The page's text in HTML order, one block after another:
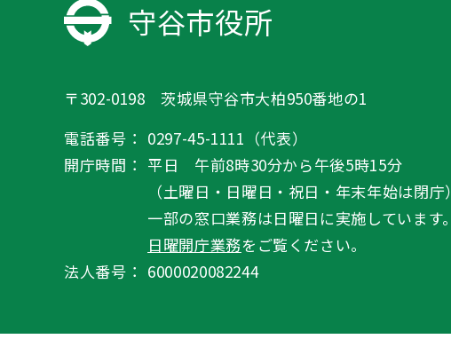
守谷市役所
〒302-0198 茨城県守谷市大柏950番地の1
電話番号： 0297-45-1111（代表）
開庁時間： 平日 午前8時30分から午後5時15分
（土曜日・日曜日・祝日・年末年始は閉庁）
一部の窓口業務は日曜日に実施しています。
日曜開庁業務をご覧ください。
法人番号： 6000020082244